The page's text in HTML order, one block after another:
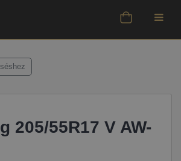
205/55R17 V AW-